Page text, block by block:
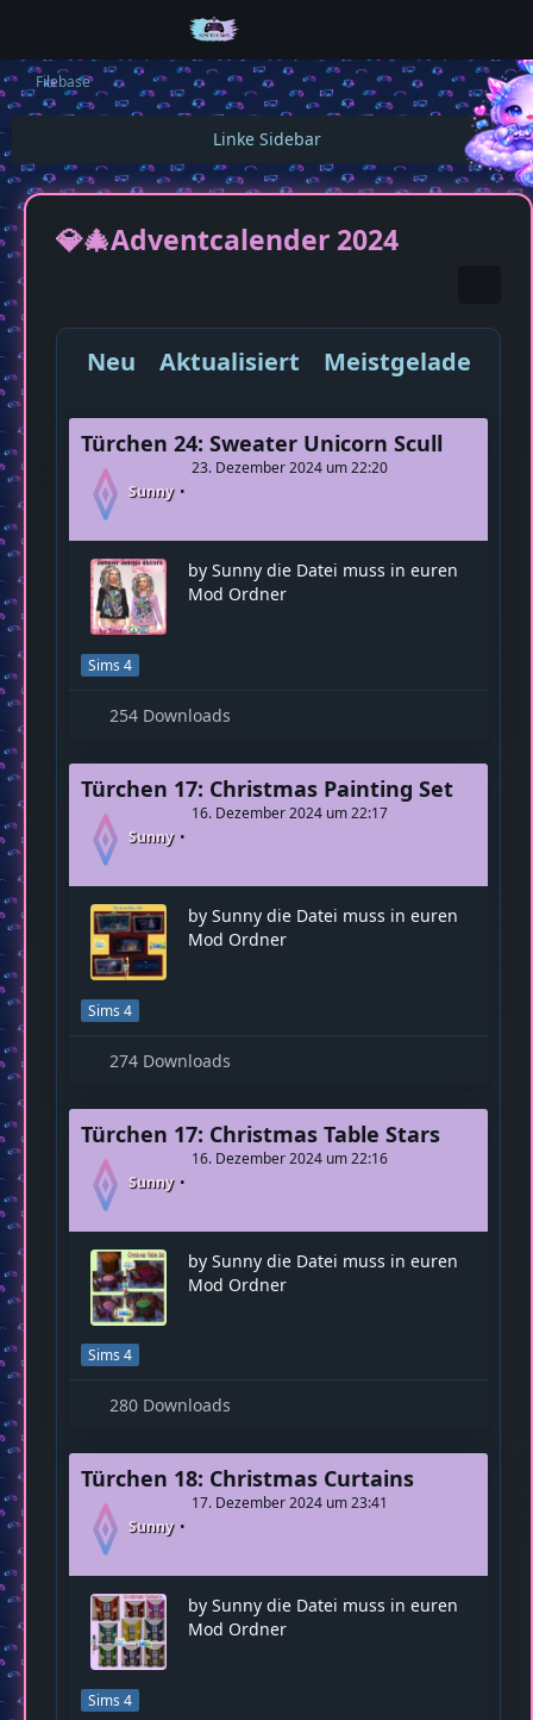
Filebase
💎🎄Adventcalender 2024
Neu Aktualisiert Meistgeladen
Türchen 24: Sweater Unicorn Scull
Sunny
23. Dezember 2024 um 22:20
by Sunny die Datei muss in euren
Mod Ordner
Sims 4
254 Downloads
Türchen 17: Christmas Painting Set
Sunny
16. Dezember 2024 um 22:17
by Sunny die Datei muss in euren
Mod Ordner
Sims 4
274 Downloads
Türchen 17: Christmas Table Stars
Sunny
16. Dezember 2024 um 22:16
by Sunny die Datei muss in euren
Mod Ordner
Sims 4
280 Downloads
Türchen 18: Christmas Curtains
Sunny
17. Dezember 2024 um 23:41
by Sunny die Datei muss in euren
Mod Ordner
Sims 4